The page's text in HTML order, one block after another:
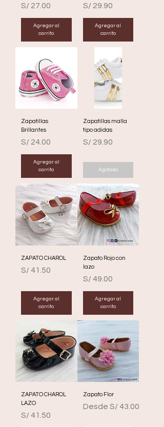
Precio
S/ 27.00
Agregar al
carrito
Precio
S/ 29.90
Agregar al
carrito
Zapatillas
Brillantes
Precio
S/ 24.00
Agregar al
carrito
Zapatillas malla
tipo adidas
Precio
S/ 29.90
Agotado
ZAPATO CHAROL
Precio
S/ 41.50
Agregar al
carrito
Zapato Rojo con
lazo
Precio
S/ 49.00
Agregar al
carrito
ZAPATO CHAROL
LAZO
Precio
S/ 41.50
Zapato Flor
Desde S/ 43.00
Precio de oferta